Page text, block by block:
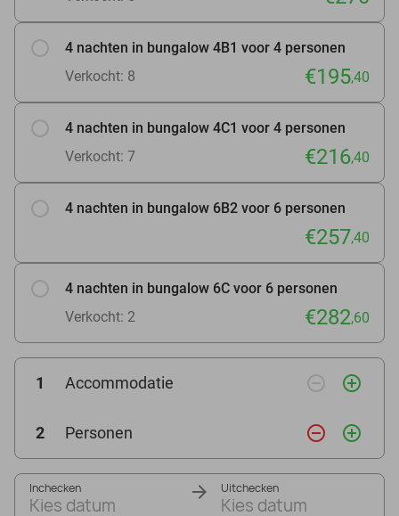
4 nachten in bungalow 4B1 voor 4 personen
Verkocht: 8
€195,40
4 nachten in bungalow 4C1 voor 4 personen
Verkocht: 7
€216,40
4 nachten in bungalow 6B2 voor 6 personen
€257,40
4 nachten in bungalow 6C voor 6 personen
Verkocht: 2
€282,60
1 Accommodatie remove_circle_outline add_circle_outline
2 Personen remove_circle_outline add_circle_outline
Inchecken
Kies datum
Uitchecken
Kies datum